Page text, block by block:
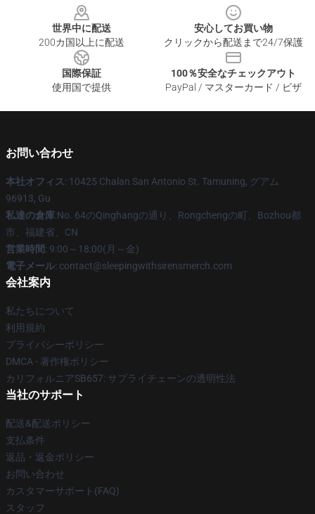
世界中に配送
200カ国以上に配送
安心してお買い物
クリックから配送まで24/7保護
国際保証
使用国で提供
100％安全なチェックアウト
PayPal / マスターカード / ビザ
お問い合わせ
本社オフィス: 10425 Chalan San Antonio St. Tamuning, グアム
96913, Gu
私達の倉庫:No. 64のQinghangの通り、Rongchengの町、Bozhou都
市、福建省、CN
営業時間: 9:00～18:00(月～金)
電子メール: contact@sleepingwithsirensmerch.com
会社案内
私たちについて
利用規約
プライバシーポリシー
DMCA - 著作権ポリシー
カリフォルニアSB657: サプライチェーンの透明性法
当社のサポート
配送&配送ポリシー
支払条件
返品・返金ポリシー
お問い合わせ
カスタマーサポート(FAQ)
スタッフ